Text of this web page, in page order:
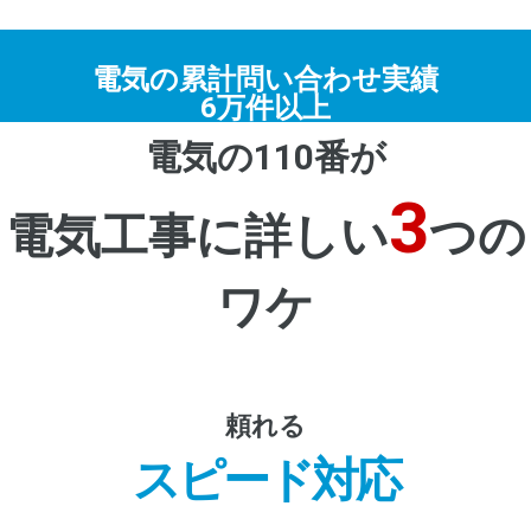
電気の累計問い合わせ実績
6万件以上
電気の110番が
電気工事に詳しい3つの
ワケ
頼れる
スピード対応